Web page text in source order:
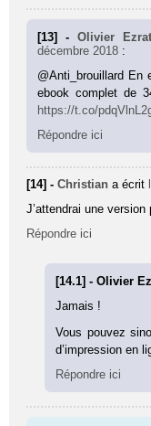
[13] -Olivier
décembre 2018 :
@Anti_brouillard
ebook complet de
https://t.co/
Répondre ici
[14] -Christian a écrit
J’attendrai une
Répondre ici
[14.1] - Olivier
Jamais !
Vous pouvez
d’impression en
Répondre ici